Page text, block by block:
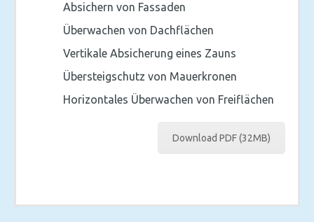
Absichern von Fassaden
Überwachen von Dachflächen
Vertikale Absicherung eines Zauns
Übersteigschutz von Mauerkronen
Horizontales Überwachen von Freiflächen
Download PDF (32MB)